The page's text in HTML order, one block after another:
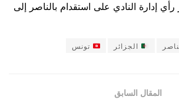
إدارة النادي على استقدام بالناصر إلى
الجزائر تونس
المقال السابق